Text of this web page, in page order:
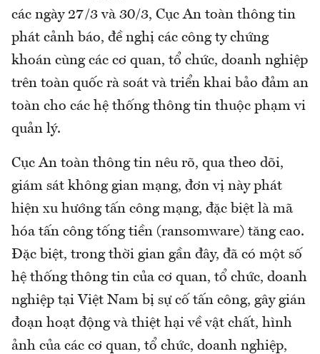
các ngày 27/3 và 30/3, Cục An toàn thông tin
phát cảnh báo, đề nghị các công ty chứng
khoán cùng các cơ quan, tổ chức, doanh nghiệp
trên toàn quốc rà soát và triển khai bảo đảm an
toàn cho các hệ thống thông tin thuộc phạm vi
quản lý.
Cục An toàn thông tin nêu rõ, qua theo dõi,
giám sát không gian mạng, đơn vị này phát
hiện xu hướng tấn công mạng, đặc biệt là mã
hóa tấn công tống tiền (ransomware) tăng cao.
Đặc biệt, trong thời gian gần đây, đã có một số
hệ thống thông tin của cơ quan, tổ chức, doanh
nghiệp tại Việt Nam bị sự cố tấn công, gây gián
đoạn hoạt động và thiệt hại về vật chất, hình
ảnh của các cơ quan, tổ chức, doanh nghiệp,